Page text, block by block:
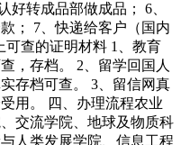
好转成品部做成品； 6、
； 7、快递给客户（国内
查的证明材料 1、教育
，存档。 2、留学回国人
存档可查。 3、留信网真
用。 四、办理流程农业
交流学院、地球及物质科
人类发展学院、信息工程